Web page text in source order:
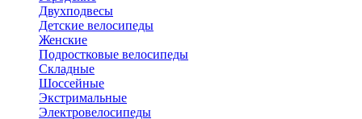
Двухподвесы
Детские велосипеды
Женские
Подростковые велосипеды
Складные
Шоссейные
Экстримальные
Электровелосипеды